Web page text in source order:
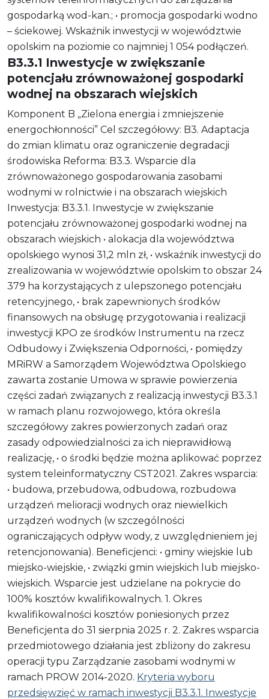
gospodarką wod-kan.; • promocja gospodarki wodno
– ściekowej. Wskaźnik inwestycji w województwie
opolskim na poziomie co najmniej 1 054 podłączeń.
B3.3.1 Inwestycje w zwiększanie
potencjału zrównoważonej gospodarki
wodnej na obszarach wiejskich
Komponent B „Zielona energia i zmniejszenie
energochłonności” Cel szczegółowy: B3. Adaptacja
do zmian klimatu oraz ograniczenie degradacji
środowiska Reforma: B3.3. Wsparcie dla
zrównoważonego gospodarowania zasobami
wodnymi w rolnictwie i na obszarach wiejskich
Inwestycja: B3.3.1. Inwestycje w zwiększanie
potencjału zrównoważonej gospodarki wodnej na
obszarach wiejskich • alokacja dla województwa
opolskiego wynosi 31,2 mln zł, • wskaźnik inwestycji do
zrealizowania w województwie opolskim to obszar 24
379 ha korzystających z ulepszonego potencjału
retencyjnego, • brak zapewnionych środków
finansowych na obsługę przygotowania i realizacji
inwestycji KPO ze środków Instrumentu na rzecz
Odbudowy i Zwiększenia Odporności, • pomiędzy
MRiRW a Samorządem Województwa Opolskiego
zawarta zostanie Umowa w sprawie powierzenia
części zadań związanych z realizacją inwestycji B3.3.1
w ramach planu rozwojowego, która określa
szczegółowy zakres powierzonych zadań oraz
zasady odpowiedzialności za ich nieprawidłową
realizację, • o środki będzie można aplikować poprzez
system teleinformatyczny CST2021. Zakres wsparcia:
• budowa, przebudowa, odbudowa, rozbudowa
urządzeń melioracji wodnych oraz niewielkich
urządzeń wodnych (w szczególności
ograniczających odpływ wody, z uwzględnieniem jej
retencjonowania). Beneficjenci: • gminy wiejskie lub
miejsko-wiejskie, • związki gmin wiejskich lub miejsko-
wiejskich. Wsparcie jest udzielane na pokrycie do
100% kosztów kwalifikowalnych. 1. Okres
kwalifikowalności kosztów poniesionych przez
Beneficjenta do 31 sierpnia 2025 r. 2. Zakres wsparcia
przedmiotowego działania jest zbliżony do zakresu
operacji typu Zarządzanie zasobami wodnymi w
ramach PROW 2014-2020. Kryteria wyboru
przedsięwzięć w ramach inwestycji B3.3.1. Inwestycje